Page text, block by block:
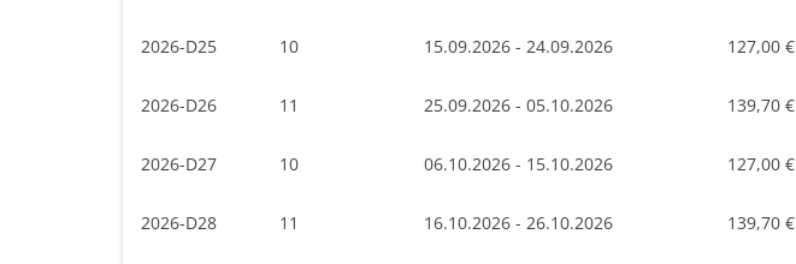
2026-D25 10 15.09.2026 - 24.09.2026 127,00 €
2026-D26 11 25.09.2026 - 05.10.2026 139,70 €
2026-D27 10 06.10.2026 - 15.10.2026 127,00 €
2026-D28 11 16.10.2026 - 26.10.2026 139,70 €